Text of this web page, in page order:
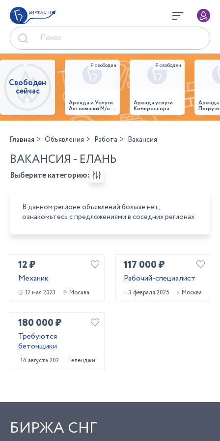
БИРЖА СНГ
Свободен
сейчас
Аренда и Услуги
Автовышки М/о г.
Домодедово
26,28,32 место
Аренда услуги
Компрессора
Главная Объявления Работа Вакансия
ВАКАНСИЯ - ЕЛАНЬ
Выберите категорию:
В данном регионе объявлений больше нет,
ознакомьтесь с предложениями в соседних регионах
12 ₽
Механик
12 мая 2023 Москва
117 000 ₽
Рабочий-специалист
3 февраля 2025 Москва
180 000 ₽
Требуются
бетонщики
14 августа 2025 Геленджик
БИРЖА СНГ